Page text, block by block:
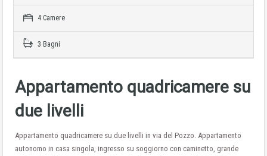
4 Camere
3 Bagni
Appartamento quadricamere su
due livelli
Appartamento quadricamere su due livelli in via del Pozzo. Appartamento
autonomo in casa singola, ingresso su soggiorno con caminetto, grande